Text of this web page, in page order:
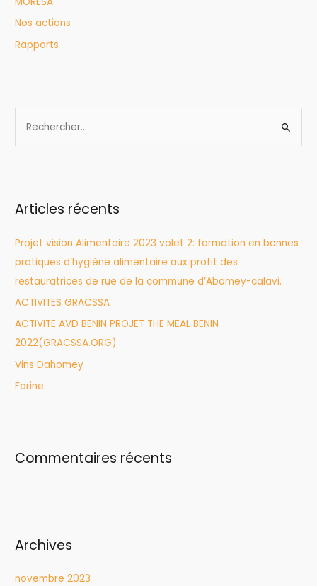
Nos actions
Rapports
e
e
c
h
e
r
:
Articles récents
Projet vision Alimentaire 2023 volet 2: formation en bonnes
pratiques d’hygiène alimentaire aux profit des
restauratrices de rue de la commune d’Abomey-calavi.
ACTIVITES GRACSSA
ACTIVITE AVD BENIN PROJET THE MEAL BENIN
2022(GRACSSA.ORG)
Vins Dahomey
Farine
Commentaires récents
Archives
novembre 2023